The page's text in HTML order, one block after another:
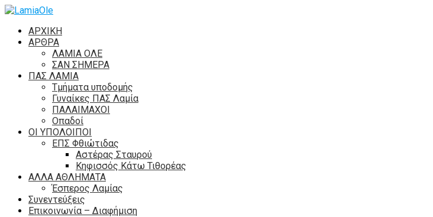
ΑΡΧΙΚΗ
ΑΡΘΡΑ
ΛΑΜΙΑ ΟΛΕ
ΣΑΝ ΣΗΜΕΡΑ
ΠΑΣ ΛΑΜΙΑ
Τμήματα υποδομής
Γυναίκες ΠΑΣ Λαμία
ΠΑΛΑΙΜΑΧΟΙ
Οπαδοί
ΟΙ ΥΠΟΛΟΙΠΟΙ
ΕΠΣ Φθιώτιδας
Αστέρας Σταυρού
Κηφισσός Κάτω Τιθορέας
ΑΛΛΑ ΑΘΛΗΜΑΤΑ
Έσπερος Λαμίας
Συνεντεύξεις
Επικοινωνία – Διαφήμιση